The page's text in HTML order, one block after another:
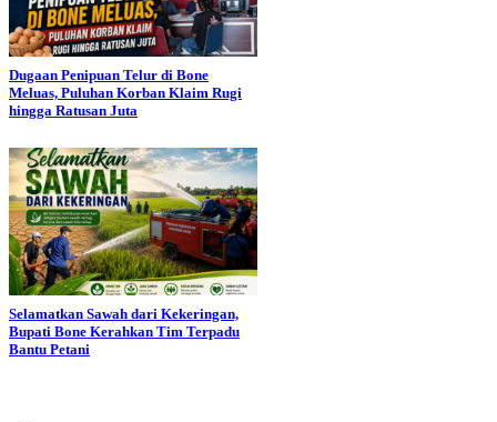
Dugaan Penipuan Telur di Bone
Meluas, Puluhan Korban Klaim Rugi
hingga Ratusan Juta
Selamatkan Sawah dari Kekeringan,
Bupati Bone Kerahkan Tim Terpadu
Bantu Petani